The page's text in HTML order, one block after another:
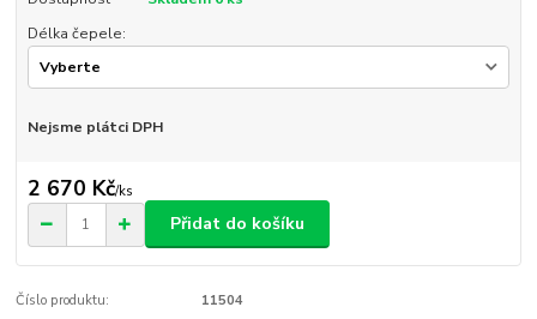
Délka čepele:
Nejsme plátci DPH
2 670 Kč/ks
Přidat do košíku
Číslo produktu: 11504